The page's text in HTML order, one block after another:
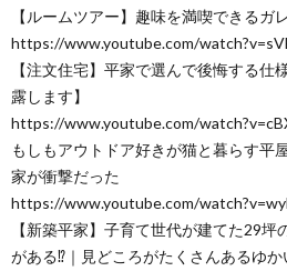
【ルームツアー】趣味を満喫できるガ
https://www.youtube.com/
【注文住宅】平家で選んで後悔する仕
露します】
https://www.youtube.com/
もしもアウトドア好きが猫と暮らす平
家が衝撃だった
https://www.youtube.com/
【新築平家】子育て世代が建てた29
がある⁉️｜見どころがたくさんあるゆか